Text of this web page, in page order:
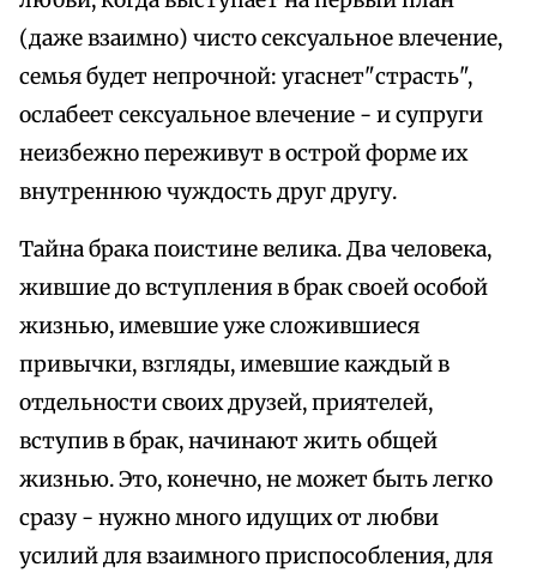
(даже взаимно) чисто сексуальное влечение,
семья будет непрочной: угаснет"страсть",
ослабеет сексуальное влечение - и супруги
неизбежно переживут в острой форме их
внутреннюю чуждость друг другу.
Тайна брака поистине велика. Два человека,
жившие до вступления в брак своей особой
жизнью, имевшие уже сложившиеся
привычки, взгляды, имевшие каждый в
отдельности своих друзей, приятелей,
вступив в брак, начинают жить общей
жизнью. Это, конечно, не может быть легко
сразу - нужно много идущих от любви
усилий для взаимного приспособления, для